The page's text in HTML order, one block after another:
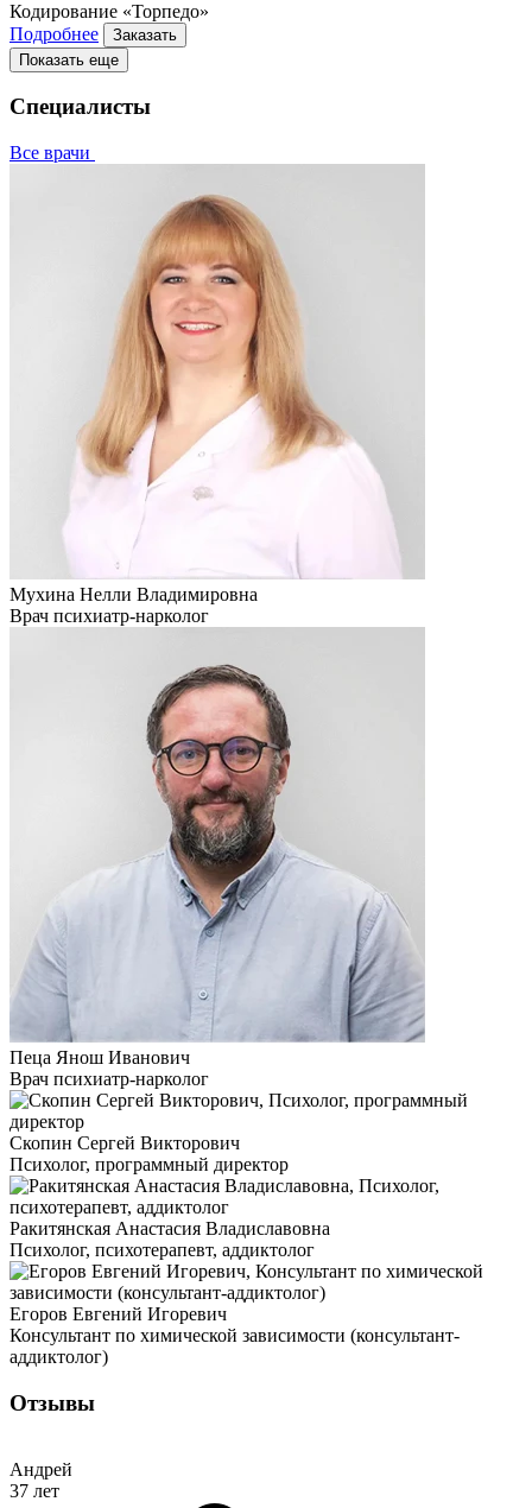
Кодирование «Торпедо»
Подробнее
Заказать
Показать еще
Специалисты
Все врачи
Мухина Нелли Владимировна
Врач психиатр-нарколог
Пеца Янош Иванович
Врач психиатр-нарколог
Скопин Сергей Викторович
Психолог, программный директор
Ракитянская Анастасия Владиславовна
Психолог, психотерапевт, аддиктолог
Егоров Евгений Игоревич
Консультант по химической зависимости (консультант-
аддиктолог)
Отзывы
Андрей
37 лет